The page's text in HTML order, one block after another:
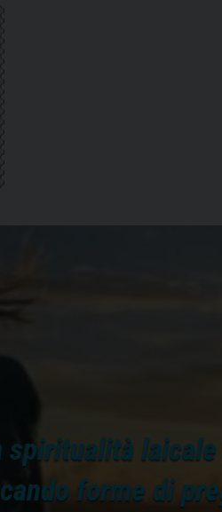
spiritualità
forme di